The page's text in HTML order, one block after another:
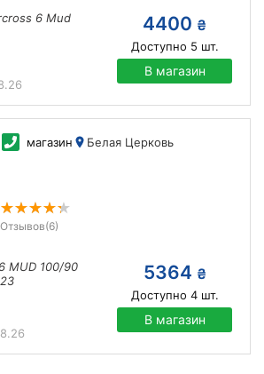
6 Mud
4400 ₴
Доступно 5 шт.
В магазин
магазин Белая Церковь
Отзывов(6)
MUD 100/90
5364 ₴
Доступно 4шт.
В магазин